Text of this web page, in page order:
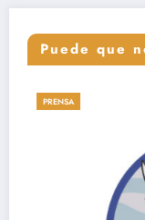
Puede que